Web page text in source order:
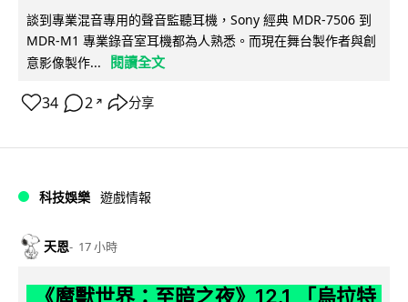
談到專業混音專用的聲音監聽耳機，Sony 經典 MDR-7506 到
MDR-M1 專業錄音室耳機都為人熟悉。而現在舞台製作者與創
意影像製作...
閱讀全文
34 2 ↗ 分享
科技娛樂 遊戲情報
天恩 17 小時
《魔獸世界：至暗之夜》12.1 「烏拉特